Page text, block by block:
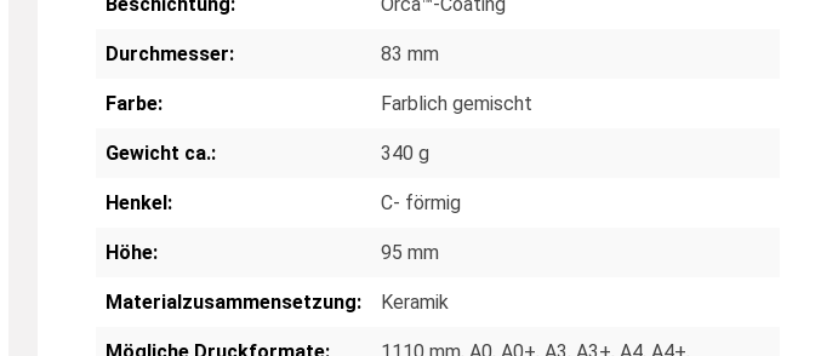
Durchmesser: 83 mm
Farbe: Farblich gemischt
Gewicht ca.: 340 g
Henkel: C- förmig
Höhe: 95 mm
Materialzusammensetzung: Keramik